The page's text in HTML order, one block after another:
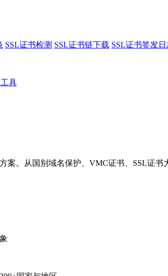
SSL证书检测 SSL证书链下载 SSL证书签发
具
案。从国别域名保护、VMC证书、SSL证